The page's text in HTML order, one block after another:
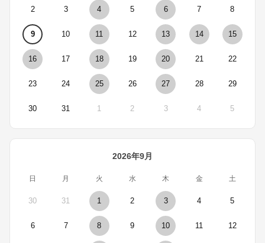
2 3 4 5 6 7 8
9 10 11 12 13 14 15
16 17 18 19 20 21 22
23 24 25 26 27 28 29
30 31 1 2 3 4 5
2026年9月
日 月 火 水 木 金 土
30 31 1 2 3 4 5
6 7 8 9 10 11 12